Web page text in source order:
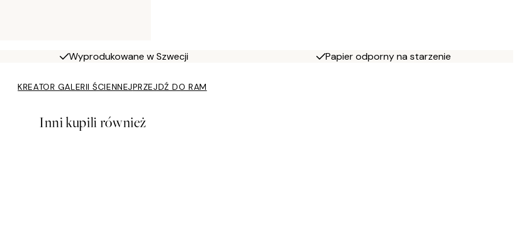
Wyprodukowane w Szwecji Papier odporny na starzenie
KREATOR GALERII ŚCIENNEJPRZEJDŹ DO RAM
Inni kupili również